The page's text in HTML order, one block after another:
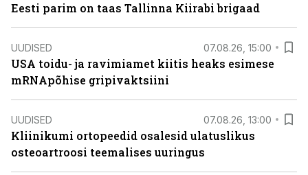
Eesti parim on taas Tallinna Kiirabi brigaad
UUDISED 07.08.26, 15:00
USA toidu- ja ravimiamet kiitis heaks esimese
mRNApõhise gripivaktsiini
UUDISED 07.08.26, 13:00
Kliinikumi ortopeedid osalesid ulatuslikus
osteoartroosi teemalises uuringus